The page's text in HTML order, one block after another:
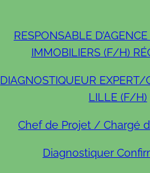
RESPONSABLE
IMMOBILIERS (F/H)
DIAGNOSTIQUEUR EXPERT/
LILLE (F/H)
Chef de Projet / Chargé
Diagnostiquer